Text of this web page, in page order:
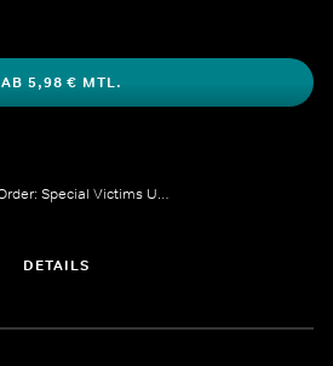
AB 5,98 € MTL.
Law & Order: Special Victims Unit
DETAILS